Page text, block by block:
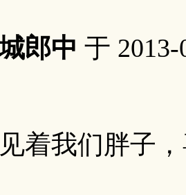
郎中 于 2013-
着我们胖子